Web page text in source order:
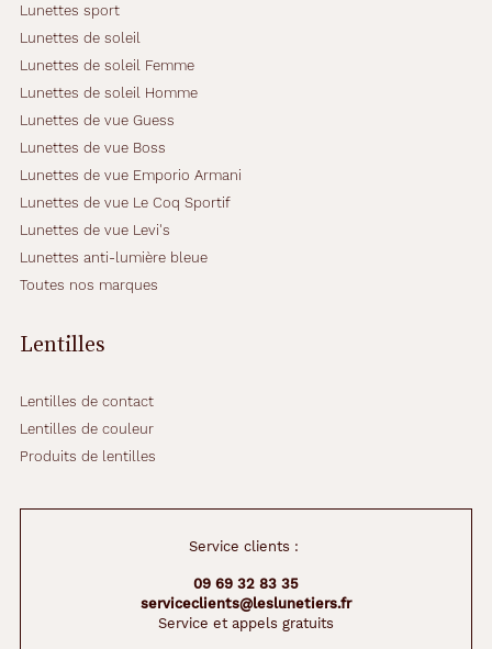
Lunettes sport
Lunettes de soleil
Lunettes de soleil Femme
Lunettes de soleil Homme
Lunettes de vue Guess
Lunettes de vue Boss
Lunettes de vue Emporio Armani
Lunettes de vue Le Coq Sportif
Lunettes de vue Levi's
Lunettes anti-lumière bleue
Toutes nos marques
Lentilles
Lentilles de contact
Lentilles de couleur
Produits de lentilles
Service clients :
09 69 32 83 35
serviceclients@leslunetiers.fr
Service et appels gratuits